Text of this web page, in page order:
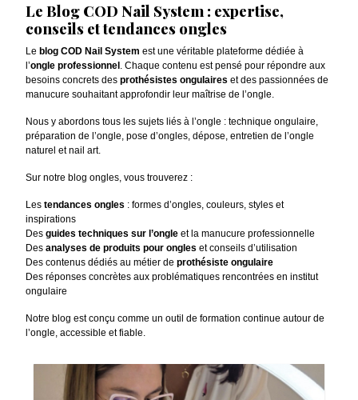
Le Blog COD Nail System : expertise,
conseils et tendances ongles
Le blog COD Nail System est une véritable plateforme dédiée à
l’ongle professionnel . Chaque contenu est pensé pour répondre aux
besoins concrets desprothésistes ongulaires et des passionnées de
manucure souhaitant approfondir leur maîtrise de l’ongle.
Nous y abordons tous les sujets liés à l’ongle : technique ongulaire,
préparation de l’ongle, pose d’ongles, dépose, entretien de l’ongle
naturel et nail art.
Sur notre blog ongles, vous trouverez :
Lestendances ongles : formes d’ongles, couleurs, styles et
inspirations
Desguides techniques sur l’ongle et la manucure professionnelle
Desanalyses de produits pour ongles et conseils d’utilisation
Des contenus dédiés au métier deprothésiste ongulaire
Des réponses concrètes aux problématiques rencontrées en institut
ongulaire
Notre blog est conçu comme un outil de formation continue autour de
l’ongle, accessible et fiable.